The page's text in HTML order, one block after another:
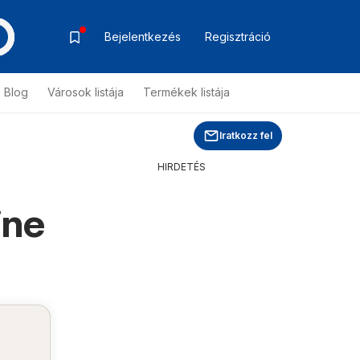
Bejelentkezés Regisztráció
Blog Városok listája Termékek listája
Iratkozz fel
HIRDETÉS